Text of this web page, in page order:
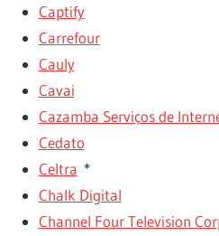
Captify
Carrefour
Cauly
Cavai
Cazamba Serviços de
Cedato
Celtra *
Chalk Digital
Channel Four Television